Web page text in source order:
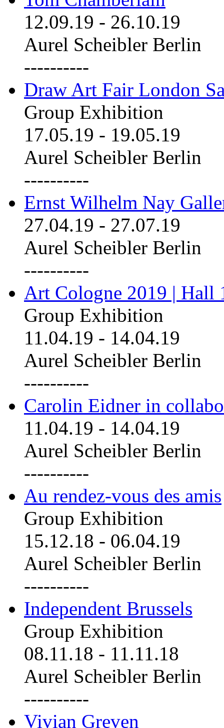
12.09.19 - 26.10.19
Aurel Scheibler Berlin
----------
Draw Art Fair London
Group Exhibition
17.05.19 - 19.05.19
Aurel Scheibler Berlin
----------
Ernst Wilhelm Nay
27.04.19 - 27.07.19
Aurel Scheibler Berlin
----------
Art Cologne 2019 | Hall
Group Exhibition
11.04.19 - 14.04.19
Aurel Scheibler Berlin
----------
Carolin Eidner in
11.04.19 - 14.04.19
Aurel Scheibler Berlin
----------
Au rendez-vous des amis
Group Exhibition
15.12.18 - 06.04.19
Aurel Scheibler Berlin
----------
Independent Brussels
Group Exhibition
08.11.18 - 11.11.18
Aurel Scheibler Berlin
----------
Vivian Greven